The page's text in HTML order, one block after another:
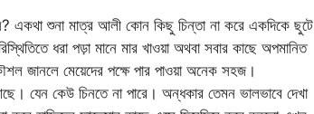
একথা শুনা মাত্র আলী কোন কিছু চিন্তা না করে একদিকে ছুটে
ধরা পড়া মানে মার খাওয়া অথবা সবার কাছে অপমানিত
জানলে মেয়েদের পক্ষে পার পাওয়া অনেক সহজ।
যেন কেউ চিনতে না পারে। অন্ধকার তেমন ভালভাবে দেখা